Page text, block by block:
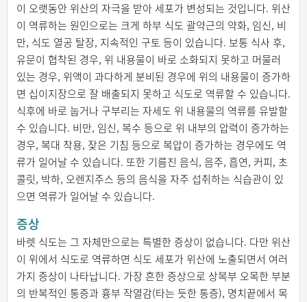
이 오랫동안 위산의 자극을 받아 세포가 변성되는 것입니다. 위산
이 역류하는 원인으로는 크게 하부 식도 괄약근의 약화, 임신, 비
만, 식도 열공 탈장, 지속적인 구토 등이 있습니다. 보통 식사 후,
유문이 협착된 경우, 위 내용물이 바로 소화되지 못하고 머물러
있는 경우, 위액이 과다하게 분비된 경우에 위의 내용물이 증가하
면 십이지장으로 잘 배출되지 못하고 식도로 역류할 수 있습니다.
식후에 바로 눕거나 구부리는 자세도 위 내용물의 역류를 유발할
수 있습니다. 비만, 임신, 복수 등으로 위 내부의 압력이 증가하는
경우, 복대 착용, 잦은 기침 등으로 복압이 증가하는 경우에도 역
류가 일어날 수 있습니다. 또한 기름진 음식, 음주, 흡연, 커피, 초
콜릿, 박하, 오렌지주스 등의 음식을 자주 섭취하는 식습관이 있
으면 역류가 일어날 수 있습니다.
증상
바렛 식도는 그 자체만으로는 특별한 증상이 없습니다. 다만 위산
이 위에서 식도로 역류하면 식도 세포가 위산에 노출되면서 여러
가지 증상이 나타납니다. 가장 흔한 증상으로 상복부 오목한 부분
의 반복적인 통증과 흉부 작열감(타는 듯한 통증), 명치끝에서 목